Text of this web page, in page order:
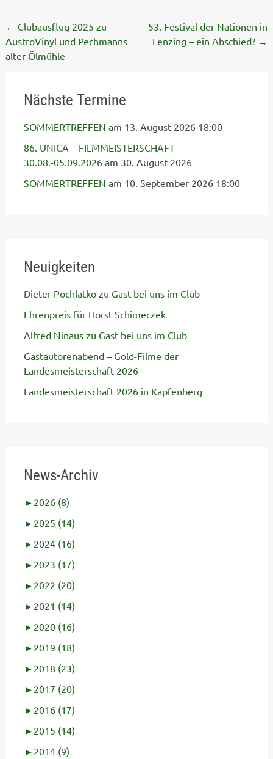
Post
navigation
← Clubausflug 2025 zu
AustroVinyl und Pechmanns
alter Ölmühle
53. Festival der Nationen in
Lenzing – ein Abschied? →
Nächste Termine
SOMMERTREFFEN am 13. August 2026 18:00
86. UNICA – FILMMEISTERSCHAFT
30.08.-05.09.2026am 30. August 2026
SOMMERTREFFEN am 10. September 2026 18:00
Neuigkeiten
Dieter Pochlatko zu Gast bei uns im Club
Ehrenpreis für Horst Schimeczek
Alfred Ninaus zu Gast bei uns im Club
Gastautorenabend – Gold-Filme der
Landesmeisterschaft 2026
Landesmeisterschaft 2026 in Kapfenberg
News-Archiv
► 2026 (8)
► 2025 (14)
► 2024 (16)
► 2023 (17)
► 2022 (20)
► 2021 (14)
► 2020 (16)
► 2019 (18)
► 2018 (23)
► 2017 (20)
► 2016 (17)
► 2015 (14)
► 2014 (9)